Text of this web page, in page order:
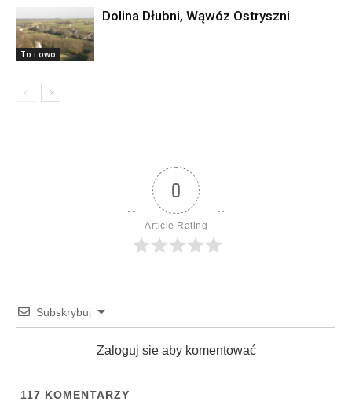
To i owo
Dolina Dłubni, Wąwóz Ostryszni
0
Article Rating
Subskrybuj
Zaloguj sie aby komentować
117 KOMENTARZY